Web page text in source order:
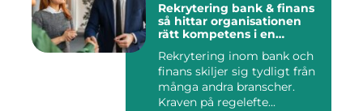
Rekrytering bank & finans
så hittar organisationen
rätt kompetens i en
Rekrytering inom bank och
finans skiljer sig tydligt från
många andra branscher.
Kraven på regelefte...